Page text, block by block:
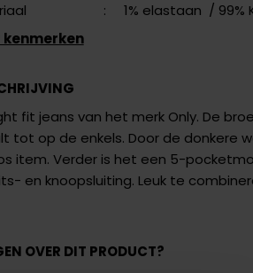
: 1% elastaan / 99%
kenmerken
fit jeans van het merk Only. De
tot op de enkels. Door de donkere
item. Verder is het een 5-
en knoopsluiting. Leuk te
OVER DIT PRODUCT?